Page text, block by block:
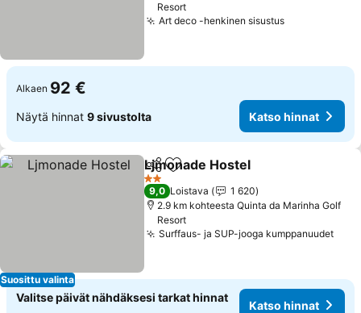
Resort
Art deco -henkinen sisustusKatso hinnat
Alkaen 92 €
Näytä hinnat 9 sivustolta Katso hinnat
Suosittu valinta
Jaa Lisää suosikkeihin
Ljmonade Hostel
2 Tähtiluokitus
9,0 Loistava
1 620
2.9 km kohteesta Quinta da Marinha Golf
Resort
Surffaus- ja SUP-jooga kumppanuudet
Valitse päivät nähdäksesi tarkat hinnat
Katso hinnat